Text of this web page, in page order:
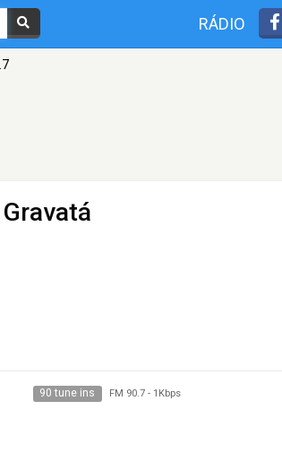
RÁDIO
90 tune ins FM 90.7- 1Kbps